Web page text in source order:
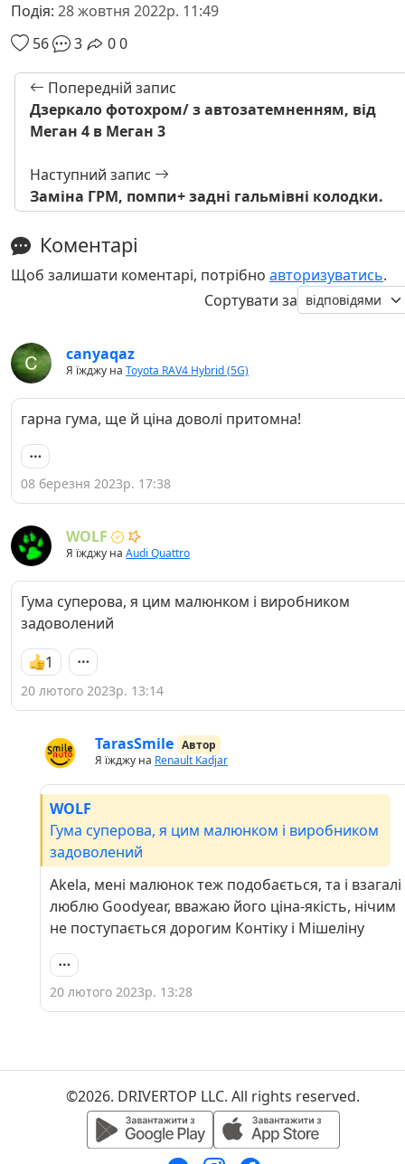
Подія: 28 жовтня 2022р. 11:49
56
3 00
Попередній запис
Дзеркало фотохром/ з автозатемненням, від
Меган 4 в Меган 3
Наступний запис
Заміна ГРМ, помпи+ задні гальмівні колодки.
Коментарі
Щоб залишати коментарі, потрібно авторизуватись.
Сортувати за
canyaqaz
Я їжджу на Toyota RAV4 Hybrid (5G)
гарна гума, ще й ціна доволі притомна!
08 березня 2023р. 17:38
WOLF
Я їжджу на Audi Quattro
Гума суперова, я цим малюнком і виробником
задоволений
1
20 лютого 2023р. 13:14
TarasSmile Автор
Я їжджу на Renault Kadjar
WOLF
Гума суперова, я цим малюнком і виробником
задоволений
Akela, мені малюнок теж подобається, та і взагалі
люблю Goodyear, вважаю його ціна-якість, нічим
не поступається дорогим Контіку і Мішеліну
20 лютого 2023р. 13:28
©2026. DRIVERTOP LLC. All rights reserved.